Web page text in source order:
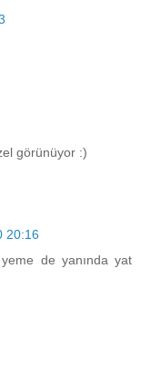
görünüyor :)
20:16
de yanında yat